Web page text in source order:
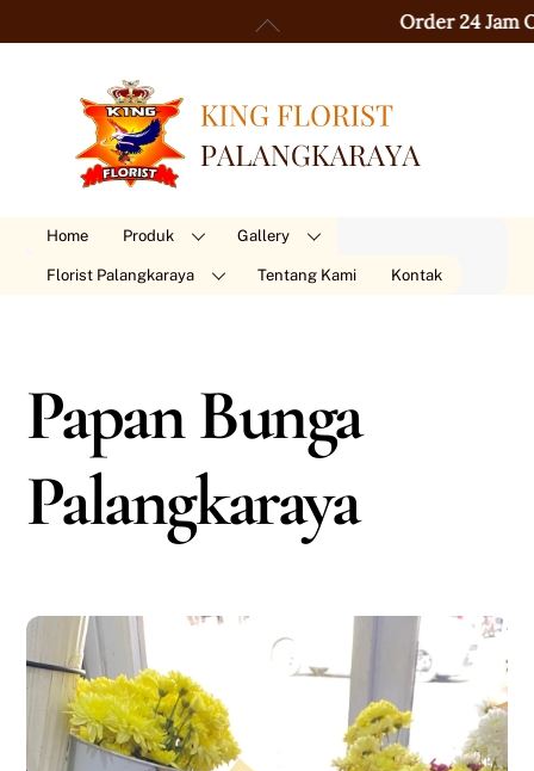
to
Order 24 Jam Online
Home Produk Gallery
Florist Palangkaraya Tentang Kami Kontak
Papan Bunga
Palangkaraya
Back
To